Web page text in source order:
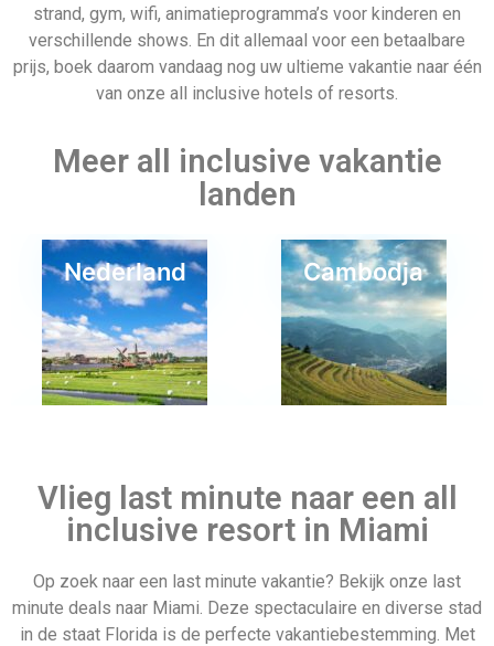
strand, gym, wifi, animatieprogramma’s voor kinderen en
verschillende shows. En dit allemaal voor een betaalbare
prijs, boek daarom vandaag nog uw ultieme vakantie naar één
van onze all inclusive hotels of resorts.
Meer all inclusive vakantie
landen
Nederland Cambodja
Bora Bora Denemarken
Vlieg last minute naar een all
inclusive resort in Miami
Op zoek naar een last minute vakantie? Bekijk onze last
minute deals naar Miami. Deze spectaculaire en diverse stad
in de staat Florida is de perfecte vakantiebestemming. Met